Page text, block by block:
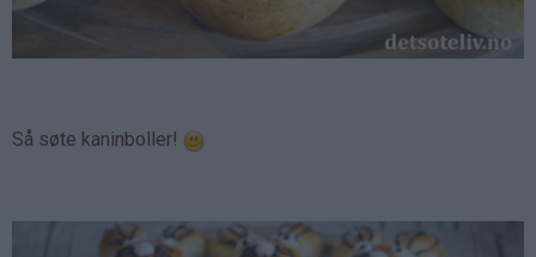
Så søte kaninboller!